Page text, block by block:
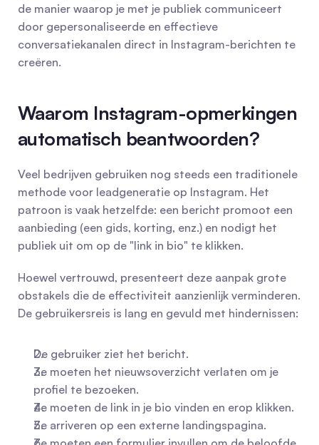
de manier waarop je met je publiek communiceert
door gepersonaliseerde en effectieve
conversatiekanalen direct in Instagram-berichten te
creëren.
Waarom Instagram-opmerkingen
automatisch beantwoorden?
Veel bedrijven gebruiken nog steeds een traditionele
methode voor leadgeneratie op Instagram. Het
patroon is vaak hetzelfde: een bericht promoot een
aanbieding (een gids, korting, enz.) en nodigt het
publiek uit om op de "link in bio" te klikken.
Hoewel vertrouwd, presenteert deze aanpak grote
obstakels die de effectiviteit aanzienlijk verminderen.
De gebruikersreis is lang en gevuld met hindernissen:
De gebruiker ziet het bericht.
Ze moeten het nieuwsoverzicht verlaten om je
profiel te bezoeken.
Ze moeten de link in je bio vinden en erop klikken.
Ze arriveren op een externe landingspagina.